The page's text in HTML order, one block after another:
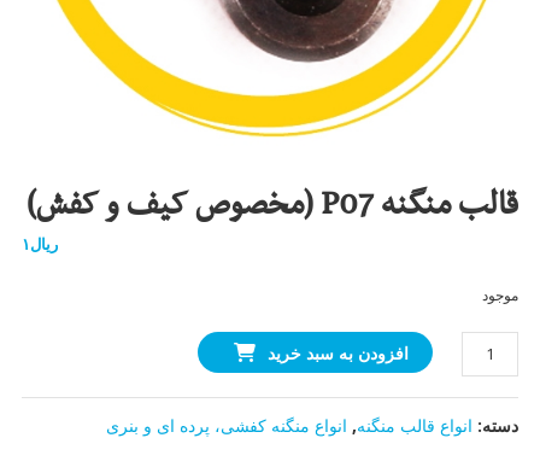
قالب منگنه P07 (مخصوص کیف و کفش)
ریال۱
موجود
منگنه
P07
(مخصوص
افزودن به سبد خرید
دسته: انواع قالب منگنه, انواع منگنه کفشی، پرده ای و بنری